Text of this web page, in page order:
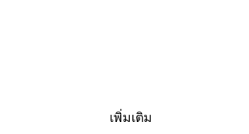
เพิ่มเติม